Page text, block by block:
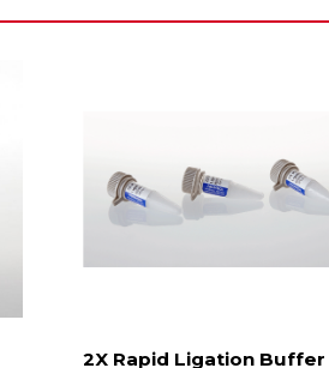
2X Rapid Ligation Buffer